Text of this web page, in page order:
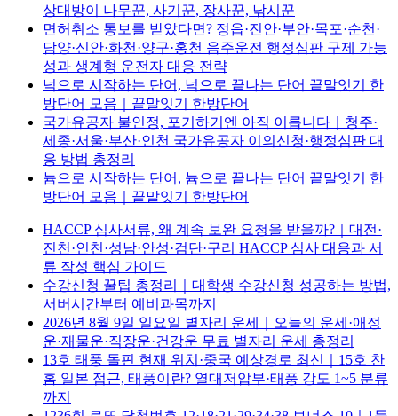
상대방이 나무꾼, 사기꾼, 장사꾼, 낚시꾼
면허취소 통보를 받았다면? 정읍·진안·부안·목포·순천·
담양·신안·화천·양구·홍천 음주운전 행정심판 구제 가능
성과 생계형 운전자 대응 전략
넉으로 시작하는 단어, 넉으로 끝나는 단어 끝말잇기 한
방단어 모음｜끝말잇기 한방단어
국가유공자 불인정, 포기하기엔 아직 이릅니다｜청주·
세종·서울·부산·인천 국가유공자 이의신청·행정심판 대
응 방법 총정리
늄으로 시작하는 단어, 늄으로 끝나는 단어 끝말잇기 한
방단어 모음｜끝말잇기 한방단어
HACCP 심사서류, 왜 계속 보완 요청을 받을까?｜대전·
진천·인천·성남·안성·검단·구리 HACCP 심사 대응과 서
류 작성 핵심 가이드
수강신청 꿀팁 총정리｜대학생 수강신청 성공하는 방법,
서버시간부터 예비과목까지
2026년 8월 9일 일요일 별자리 운세｜오늘의 운세·애정
운·재물운·직장운·건강운 무료 별자리 운세 총정리
13호 태풍 돌핀 현재 위치·중국 예상경로 최신｜15호 찬
홈 일본 접근, 태풍이란? 열대저압부·태풍 강도 1~5 분류
까지